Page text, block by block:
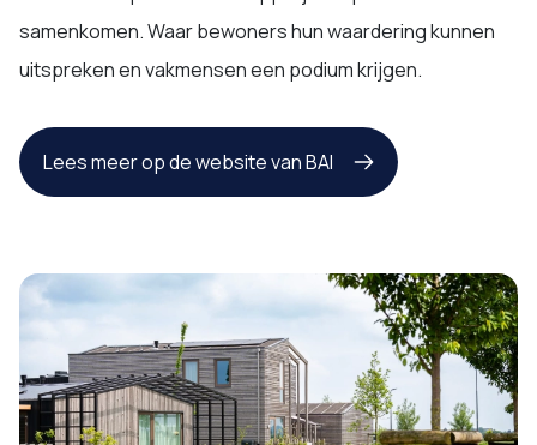
samenkomen. Waar bewoners hun waardering kunnen
uitspreken en vakmensen een podium krijgen.
Lees meer op de website van BAI